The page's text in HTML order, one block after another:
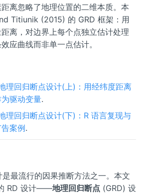
离忽略了地理位置的二维本质。本
Titiunik (2015) 的 GRD 框架：用
离，对边界上每个点独立估计处理
应曲线而非单一点估计。
理回归断点设计(上)：用经纬度距离
驱动变量.
理回归断点设计(下)：R 语言复现与
案例.
最流行的因果推断方法之一。本文
RD 设计——地理回归断点 (GRD) 设